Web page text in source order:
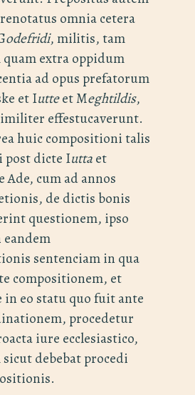
omnia cetera
odefridi, militis, tam
extra oppidum
ad opus prefatorum
et Iutteet Meghtildis,
effestucaverunt.
huic compositioni talis
post dicte Iuttaet
Ade, cum ad annos
de dictis bonis
questionem, ipso
sentenciam in qua
compositionem, et
in eo statu quo fuit ante
procedetur
iure ecclesiastico,
debebat procedi